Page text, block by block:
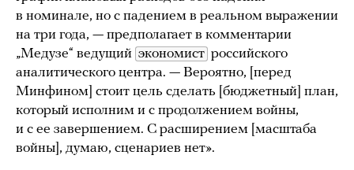
в номинале, но с падением в реальном выражении
на три года, — предполагает в комментарии
„Медузе“ ведущий экономист российского
аналитического центра. — Вероятно, [перед
Минфином] стоит цель сделать [бюджетный] план,
который исполним и с продолжением войны,
и с ее завершением. С расширением [масштаба
войны], думаю, сценариев нет».